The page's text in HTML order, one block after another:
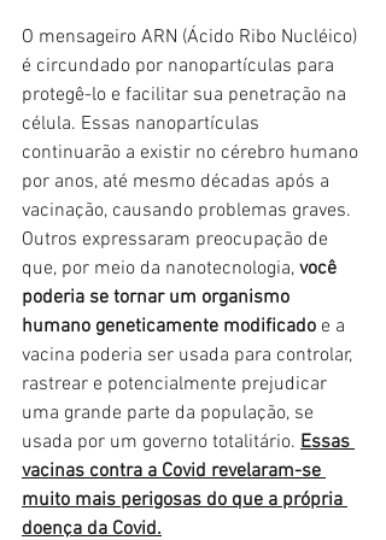
O mensageiro ARN (Ácido Ribo Nucléico)
é circundado por nanopartículas para
protegê-lo e facilitar sua penetração na
célula. Essas nanopartículas
continuarão a existir no cérebro humano
por anos, até mesmo décadas após a
vacinação, causando problemas graves.
Outros expressaram preocupação de
que, por meio da nanotecnologia, você
poderia se tornar um organismo
humano geneticamente modificado e a
vacina poderia ser usada para controlar,
rastrear e potencialmente prejudicar
uma grande parte da população, se
usada por um governo totalitário. Essas
vacinas contra a Covid revelaram-se
muito mais perigosas do que a própria
doença da Covid.